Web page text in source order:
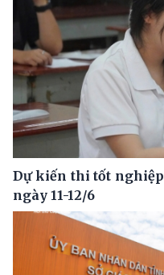
Dự kiến thi tốt
ngày 11-12/6